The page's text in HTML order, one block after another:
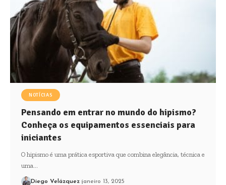
NOTÍCIAS
Pensando em entrar no mundo do hipismo?
Conheça os equipamentos essenciais para
iniciantes
O hipismo é uma prática esportiva que combina elegância, técnica e
uma…
Diego Velázquez janeiro 13, 2025